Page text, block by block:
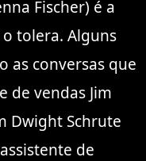
Fischer) é a
tolera. Alguns
as conversas que
de vendas Jim
Dwight Schrute
de